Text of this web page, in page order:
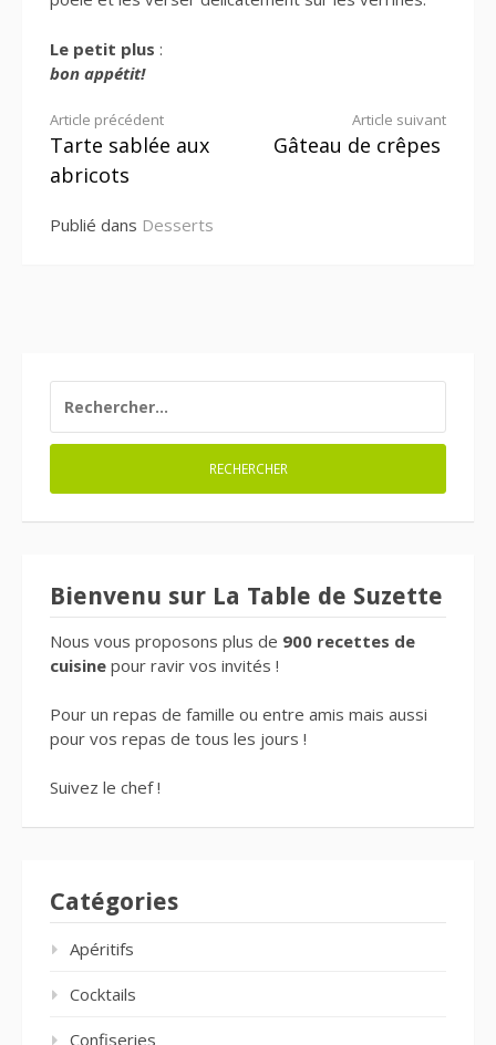
Le petit plus :
bon appétit!
Lire
la
Article précédent
Tarte sablée aux
abricots
Article suivant
Gâteau de crêpes
Publié dans Desserts
Bienvenu sur La Table de Suzette
Nous vous proposons plus de 900 recettes de
cuisine pour ravir vos invités !
Pour un repas de famille ou entre amis mais aussi
pour vos repas de tous les jours !
Suivez le chef !
Catégories
Apéritifs
Cocktails
Confiseries